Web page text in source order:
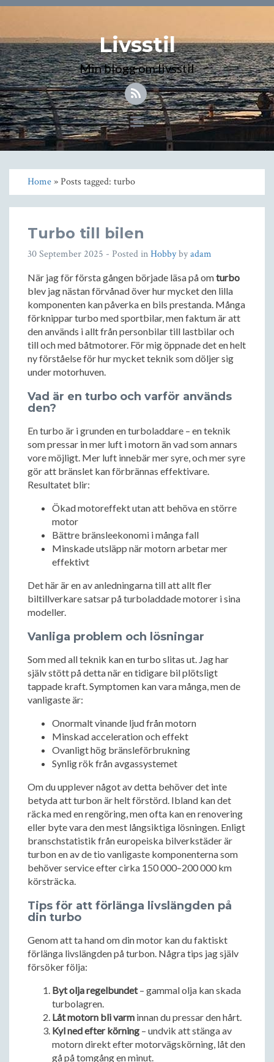
Livsstil
Min blogg om livsstil
Toggle
navigation
Home» Posts tagged: turbo
Turbo till bilen
30 September 2025 - Posted inHobbybyadam
När jag för första gången började läsa på omturbo
blev jag nästan förvånad över hur mycket den lilla
komponenten kan påverka en bils prestanda. Många
förknippar turbo med sportbilar, men faktum är att
den används i allt från personbilar till lastbilar och
till och med båtmotorer. För mig öppnade det en helt
ny förståelse för hur mycket teknik som döljer sig
under motorhuven.
Vad är en turbo och varför används
den?
En turbo är i grunden en turboladdare – en teknik
som pressar in mer luft i motorn än vad som annars
vore möjligt. Mer luft innebär mer syre, och mer syre
gör att bränslet kan förbrännas effektivare.
Resultatet blir:
Ökad motoreffekt utan att behöva en större
motor
Bättre bränsleekonomi i många fall
Minskade utsläpp när motorn arbetar mer
effektivt
Det här är en av anledningarna till att allt fler
biltillverkare satsar på turboladdade motorer i sina
modeller.
Vanliga problem och lösningar
Som med all teknik kan en turbo slitas ut. Jag har
själv stött på detta när en tidigare bil plötsligt
tappade kraft. Symptomen kan vara många, men de
vanligaste är:
Onormalt vinande ljud från motorn
Minskad acceleration och effekt
Ovanligt hög bränsleförbrukning
Synlig rök från avgassystemet
Om du upplever något av detta behöver det inte
betyda att turbon är helt förstörd. Ibland kan det
räcka med en rengöring, men ofta kan en renovering
eller byte vara den mest långsiktiga lösningen. Enligt
branschstatistik från europeiska bilverkstäder är
turbon en av de tio vanligaste komponenterna som
behöver service efter cirka 150 000–200 000 km
körsträcka.
Tips för att förlänga livslängden på
din turbo
Genom att ta hand om din motor kan du faktiskt
förlänga livslängden på turbon. Några tips jag själv
försöker följa:
Byt olja regelbundet– gammal olja kan skada
turbolagren.
Låt motorn bli varm innan du pressar den hårt.
Kyl ned efter körning – undvik att stänga av
motorn direkt efter motorvägskörning, låt den
gå på tomgång en minut.